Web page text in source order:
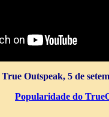
True Outspeak, 5 de
Popularidade do